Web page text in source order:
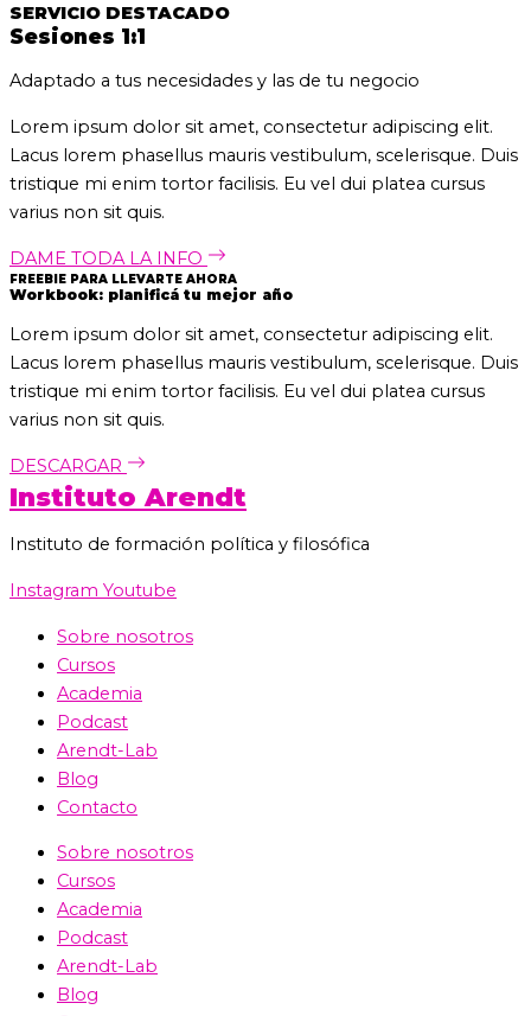
SERVICIO DESTACADO
Sesiones 1:1
Adaptado a tus necesidades y las de tu negocio
Lorem ipsum dolor sit amet, consectetur adipiscing elit.
Lacus lorem phasellus mauris vestibulum, scelerisque. Duis
tristique mi enim tortor facilisis. Eu vel dui platea cursus
varius non sit quis.
DAME TODA LA INFO
FREEBIE PARA LLEVARTE AHORA
Workbook: planificá tu mejor año
Lorem ipsum dolor sit amet, consectetur adipiscing elit.
Lacus lorem phasellus mauris vestibulum, scelerisque. Duis
tristique mi enim tortor facilisis. Eu vel dui platea cursus
varius non sit quis.
DESCARGAR
Instituto Arendt
Instituto de formación política y filosófica
Instagram Youtube
Sobre nosotros
Cursos
Academia
Podcast
Arendt-Lab
Blog
Contacto
Sobre nosotros
Cursos
Academia
Podcast
Arendt-Lab
Blog